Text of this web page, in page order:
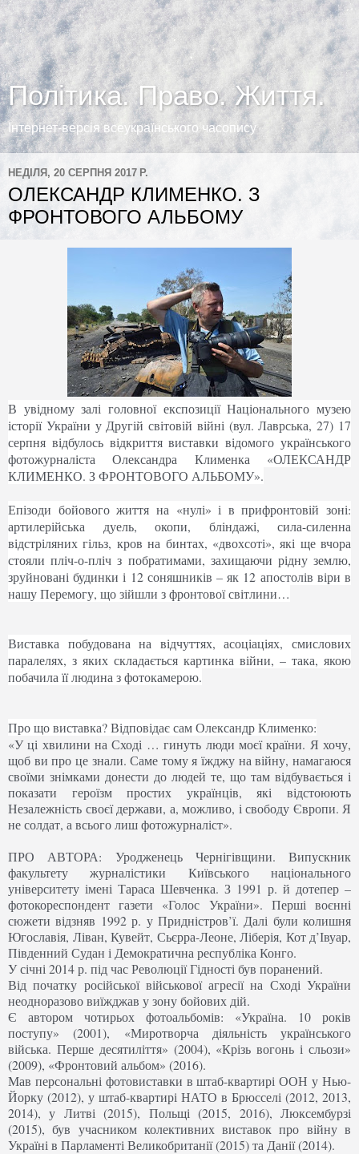
Політика. Право. Життя.
Інтернет-версія всеукраїнського часопису
НЕДІЛЯ, 20 СЕРПНЯ 2017 Р.
ОЛЕКСАНДР КЛИМЕНКО. З
ФРОНТОВОГО АЛЬБОМУ
В увідному залі головної експозиції Національного музею
історії України у Другій світовій війні (вул. Лаврська, 27) 17
серпня відбулось відкриття виставки відомого українського
фотожурналіста Олександра Клименка «ОЛЕКСАНДР
КЛИМЕНКО. З ФРОНТОВОГО АЛЬБОМУ».
Епізоди бойового життя на «нулі» і в прифронтовій зоні:
артилерійська дуель, окопи, бліндажі, сила-силенна
відстріляних гільз, кров на бинтах, «двохсоті», які ще вчора
стояли пліч-о-пліч з побратимами, захищаючи рідну землю,
зруйновані будинки і 12 соняшників – як 12 апостолів віри в
нашу Перемогу, що зійшли з фронтової світлини…
Виставка побудована на відчуттях, асоціаціях, смислових
паралелях, з яких складається картинка війни, – така, якою
побачила її людина з фотокамерою.
Про що виставка? Відповідає сам Олександр Клименко:
«У ці хвилини на Сході … гинуть люди моєї країни. Я хочу,
щоб ви про це знали. Саме тому я їжджу на війну, намагаюся
своїми знімками донести до людей те, що там відбувається і
показати героїзм простих українців, які відстоюють
Незалежність своєї держави, а, можливо, і свободу Європи. Я
не солдат, а всього лиш фотожурналіст».
ПРО АВТОРА: Уродженець Чернігівщини. Випускник
факультету журналістики Київського національного
університету імені Тараса Шевченка. З 1991 р. й дотепер –
фотокореспондент газети «Голос України». Перші воєнні
сюжети відзняв 1992 р. у Придністров’ї. Далі були колишня
Югославія, Ліван, Кувейт, Сьєрра-Леоне, Ліберія, Кот д’Івуар,
Південний Судан і Демократична республіка Конго.
У січні 2014 р. під час Революції Гідності був поранений.
Від початку російської військової агресії на Сході України
неодноразово виїжджав у зону бойових дій.
Є автором чотирьох фотоальбомів: «Україна. 10 років
поступу» (2001), «Миротворча діяльність українського
війська. Перше десятиліття» (2004), «Крізь вогонь і сльози»
(2009), «Фронтовий альбом» (2016).
Мав персональні фотовиставки в штаб-квартирі ООН у Нью-
Йорку (2012), у штаб-квартирі НАТО в Брюсселі (2012, 2013,
2014), у Литві (2015), Польщі (2015, 2016), Люксембурзі
(2015), був учасником колективних виставок про війну в
Україні в Парламенті Великобританії (2015) та Данії (2014).